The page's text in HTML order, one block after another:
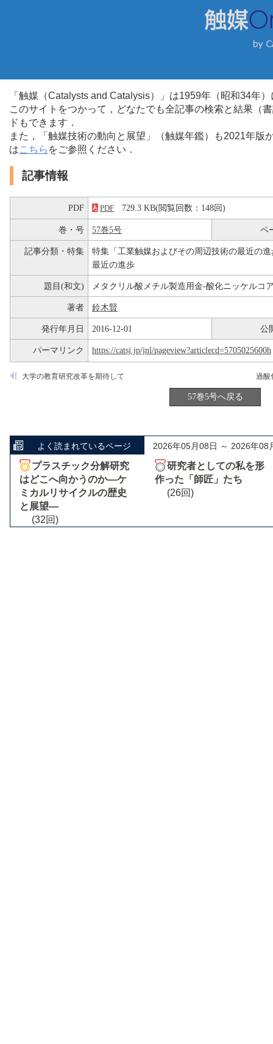
「触媒（Catalysts and Catalysis）」は1959年（昭和34年
このサイトをつかって，どなたでも全記事の検索と結果（
ドもできます．
また，「触媒技術の動向と展望」（触媒年鑑）も2021年
はこちら をご参照ください．
記事情報
PDF PDF 729.3 KB(閲覧回数：148回)
巻・号 57巻5号 ペ
記事分類・特集
特集「工業触媒およびその周辺技術の最近の
最近の進歩
題目(和文) メタクリル酸メチル製造用金-酸化ニッケルコ
著者 鈴木賢
発行年月日 2016-12-01 公
パーマリンク https://catsj.jp/jnl/pageview?articlecd=5705025600h
大学の教育研究改革を期待して
57巻5号へ戻る
よく読まれているページ 2026年05月08日 ～ 2026年08
プラスチック分解研究
はどこへ向かうのか―ケ
ミカルリサイクルの歴史
と展望―
(32回)
研究者としての私を形
作った「師匠」たち
(26回)